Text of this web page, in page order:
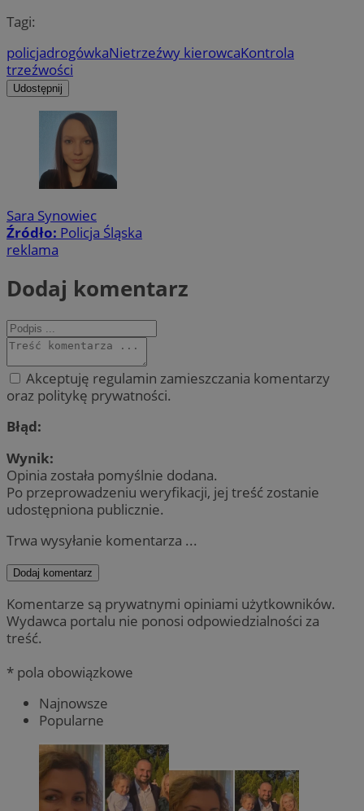
Tagi:
policjadrogówkaNietrzeźwy kierowcaKontrola
trzeźwości
Udostępnij
Sara Synowiec
Źródło: Policja Śląska
reklama
Dodaj komentarz
Akceptuję regulamin zamieszczania komentarzy
oraz politykę prywatności.
Błąd:
Wynik:
Opinia została pomyślnie dodana.
Po przeprowadzeniu weryfikacji, jej treść zostanie
udostępniona publicznie.
Trwa wysyłanie komentarza ...
Dodaj komentarz
Komentarze są prywatnymi opiniami użytkowników.
Wydawca portalu nie ponosi odpowiedzialności za
treść.
* pola obowiązkowe
Najnowsze
Popularne